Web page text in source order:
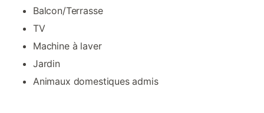
Balcon/Terrasse
TV
Machine à laver
Jardin
Animaux domestiques admis